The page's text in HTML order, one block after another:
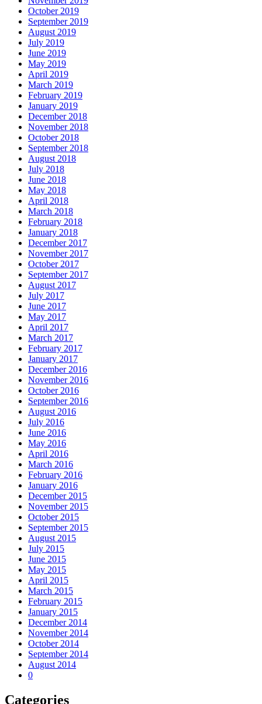
October 2019
September 2019
August 2019
July 2019
June 2019
May 2019
April 2019
March 2019
February 2019
January 2019
December 2018
November 2018
October 2018
September 2018
August 2018
July 2018
June 2018
May 2018
April 2018
March 2018
February 2018
January 2018
December 2017
November 2017
October 2017
September 2017
August 2017
July 2017
June 2017
May 2017
April 2017
March 2017
February 2017
January 2017
December 2016
November 2016
October 2016
September 2016
August 2016
July 2016
June 2016
May 2016
April 2016
March 2016
February 2016
January 2016
December 2015
November 2015
October 2015
September 2015
August 2015
July 2015
June 2015
May 2015
April 2015
March 2015
February 2015
January 2015
December 2014
November 2014
October 2014
September 2014
August 2014
0
Categories